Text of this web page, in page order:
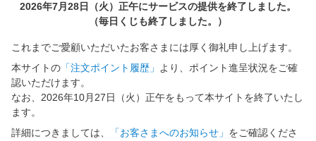
2026年7月28日（火）正午にサービスの提供を終了しました。
（毎日くじも終了しました。）
これまでご愛顧いただいたお客さまには厚く御礼申し上げます。
本サイトの 「注文ポイント履歴」
より、ポイント進呈状況をご確
認いただけます。
なお、2026年10月27日（火）正午をもって本サイトを終了いたし
ます。
詳細につきましては、
「お客さまへのお知らせ」 をご確認くださ